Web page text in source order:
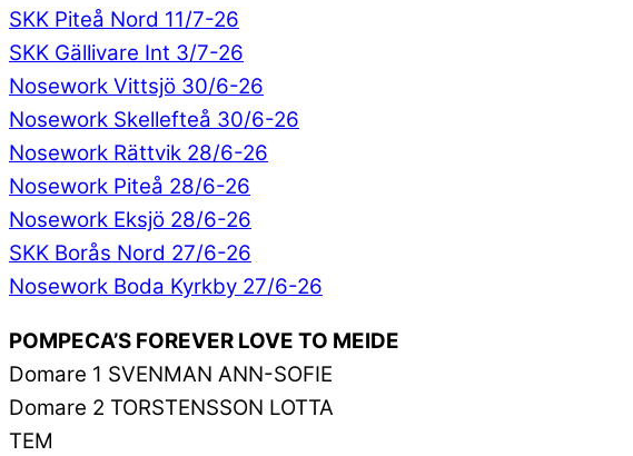
SKK Piteå Nord 11/7-26
SKK Gällivare Int 3/7-26
Nosework Vittsjö 30/6-26
Nosework Skellefteå 30/6-26
Nosework Rättvik 28/6-26
Nosework Piteå 28/6-26
Nosework Eksjö 28/6-26
SKK Borås Nord 27/6-26
Nosework Boda Kyrkby 27/6-26
POMPECA’S FOREVER LOVE TO MEIDE
Domare 1 SVENMAN ANN-SOFIE
Domare 2 TORSTENSSON LOTTA
TEM